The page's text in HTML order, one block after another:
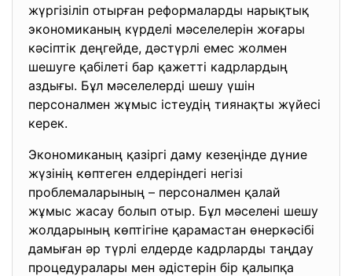
жүргізіліп отырған реформаларды нарықтық
экономиканың күрделі мәселелерін жоғары
кәсіптік деңгейде, дәстүрлі емес жолмен
шешуге қабілеті бар қажетті кадрлардың
аздығы. Бұл мәселелерді шешу үшін
персоналмен жұмыс істеудің тиянақты жүйесі
керек.
Экономиканың қазіргі даму кезеңінде дүние
жүзінің көптеген елдеріндегі негізі
проблемаларының – персоналмен қалай
жұмыс жасау болып отыр. Бұл мәселені шешу
жолдарының көптігіне қарамастан өнеркәсібі
дамыған әр түрлі елдерде кадрларды таңдау
процедуралары мен әдістерін бір қалыпқа